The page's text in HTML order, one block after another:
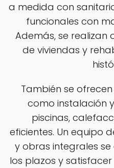
a medida con
funcionales con
Además, se realizan
de viviendas y
También se
como instalación
piscinas,
eficientes. Un equipo
y obras integrales
los plazos y